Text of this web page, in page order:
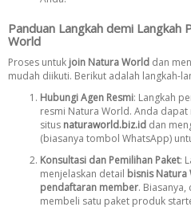
Panduan Langkah demi
World
Proses untuk join Natura World dan
mudah diikuti. Berikut adalah langkah-
Hubungi Agen Resmi: Langkah
resmi Natura World. Anda dapat
situs naturaworld.biz.id dan
(biasanya tombol WhatsApp)
Konsultasi dan Pemilihan Paket:
menjelaskan detail bisnis Natura
pendaftaran member.
membeli satu paket produk